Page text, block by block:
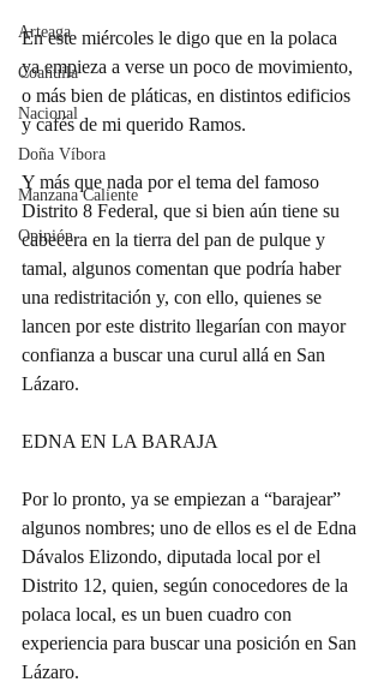
Arteaga
Coahuila
Nacional
Doña Víbora
Manzana Caliente
Opinión
En este miércoles le digo que en la polaca
ya empieza a verse un poco de movimiento,
o más bien de pláticas, en distintos edificios
y cafés de mi querido Ramos.
Y más que nada por el tema del famoso
Distrito 8 Federal, que si bien aún tiene su
cabecera en la tierra del pan de pulque y
tamal, algunos comentan que podría haber
una redistritación y, con ello, quienes se
lancen por este distrito llegarían con mayor
confianza a buscar una curul allá en San
Lázaro.
EDNA EN LA BARAJA
Por lo pronto, ya se empiezan a “barajear”
algunos nombres; uno de ellos es el de Edna
Dávalos Elizondo, diputada local por el
Distrito 12, quien, según conocedores de la
polaca local, es un buen cuadro con
experiencia para buscar una posición en San
Lázaro.